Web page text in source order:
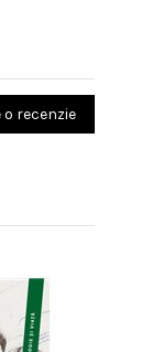
o recenzie